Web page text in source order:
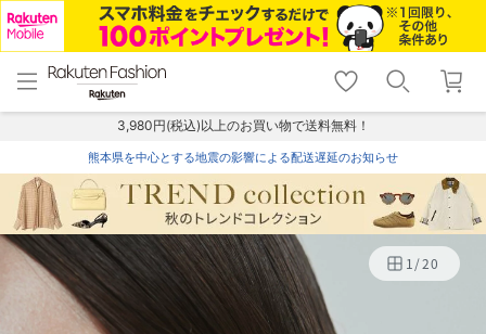
menu home
トップ
shopping_cart lock_outline
ログイン
3,980円(税込)以上のお買い物で送料無料！
熊本県を中心とする地震の影響による配送遅延のお知らせ
1/20